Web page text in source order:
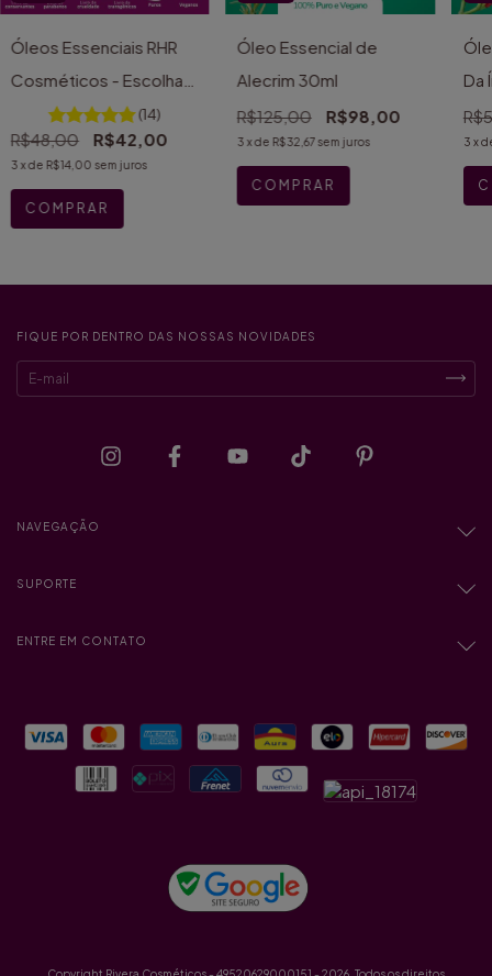
Óleos Essenciais RHR
Cosméticos - Escolha o
(14)
R$48,00 R$42,00
3 x de R$14,00 sem juros
COMPRAR
Óleo Essencial de
Alecrim 30ml
R$125,00
R$98,00
3 x de R$32,67sem juros
Da
3 x
FIQUE POR DENTRO DAS NOSSAS NOVIDADES
NAVEGAÇÃO
SUPORTE
ENTRE EM CONTATO